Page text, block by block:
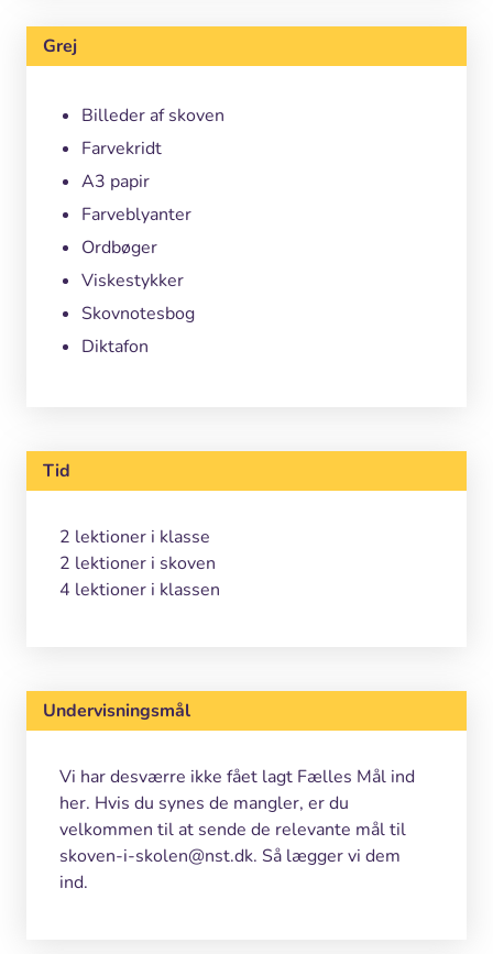
Grej
Billeder af skoven
Farvekridt
A3 papir
Farveblyanter
Ordbøger
Viskestykker
Skovnotesbog
Diktafon
Tid
2 lektioner i klasse
2 lektioner i skoven
4 lektioner i klassen
Undervisningsmål
Vi har desværre ikke fået lagt Fælles Mål ind
her. Hvis du synes de mangler, er du
velkommen til at sende de relevante mål til
skoven-i-skolen@nst.dk. Så lægger vi dem
ind.